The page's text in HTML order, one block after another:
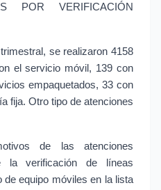
POR VERIFICACIÓN
se realizaron 4158
el servicio móvil, 139 con
empaquetados, 33 con
fija. Otro tipo de atenciones
de las atenciones
la verificación de líneas
equipo móviles en la lista